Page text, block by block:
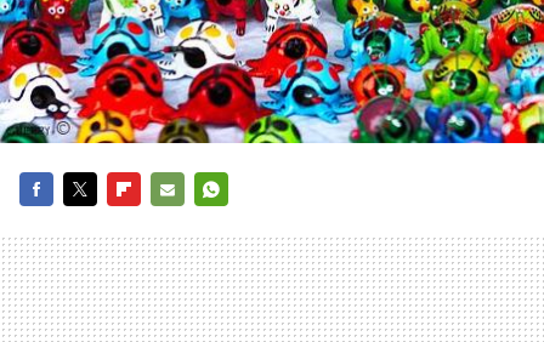
MAIL